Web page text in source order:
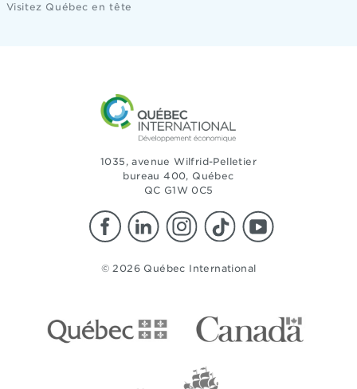
Visitez Québec en tête
1035, avenue Wilfrid-Pelletier
bureau 400, Québec
QC G1W 0C5
© 2026 Québec International